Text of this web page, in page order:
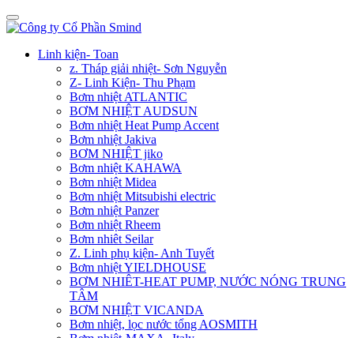
Linh kiện- Toan
z. Tháp giải nhiệt- Sơn Nguyễn
Z- Linh Kiện- Thu Phạm
Bơm nhiệt ATLANTIC
BƠM NHIỆT AUDSUN
Bơm nhiệt Heat Pump Accent
Bơm nhiệt Jakiva
BƠM NHIỆT jiko
Bơm nhiệt KAHAWA
Bơm nhiệt Midea
Bơm nhiệt Mitsubishi electric
Bơm nhiệt Panzer
Bơm nhiệt Rheem
Bơm nhiêt Seilar
Z. Linh phụ kiện- Anh Tuyết
Bơm nhiệt YIELDHOUSE
BƠM NHIÊT-HEAT PUMP, NƯỚC NÓNG TRUNG
TÂM
BƠM NHIỆT VICANDA
Bơm nhiệt, lọc nước tổng AOSMITH